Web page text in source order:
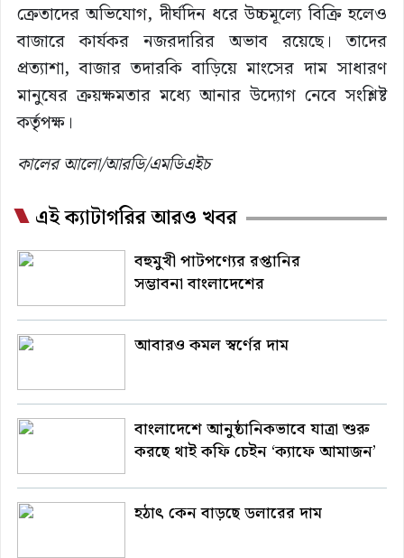
ক্রেতাদের অভিযোগ, দীর্ঘদিন ধরে উচ্চমূল্যে বিক্রি হলেও
বাজারে কার্যকর নজরদারির অভাব রয়েছে। তাদের
প্রত্যাশা, বাজার তদারকি বাড়িয়ে মাংসের দাম সাধারণ
মানুষের ক্রয়ক্ষমতার মধ্যে আনার উদ্যোগ নেবে সংশ্লিষ্ট
কর্তৃপক্ষ।
কালের আলো/আরডি/এমডিএইচ
এই ক্যাটাগরির আরও খবর
বহুমুখী পাটপণ্যের রপ্তানির
সম্ভাবনা বাংলাদেশের
আবারও কমল স্বর্ণের দাম
বাংলাদেশে আনুষ্ঠানিকভাবে যাত্রা শুরু
করছে থাই কফি চেইন ‘ক্যাফে আমাজন’
হঠাৎ কেন বাড়ছে ডলারের দাম